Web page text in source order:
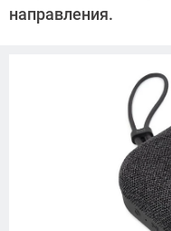
направления.